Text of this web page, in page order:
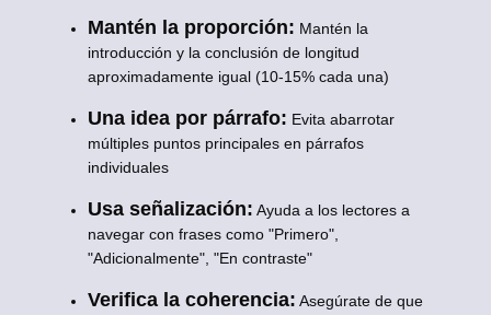
Mantén la proporción: Mantén la
introducción y la conclusión de longitud
aproximadamente igual (10-15% cada una)
Una idea por párrafo: Evita abarrotar
múltiples puntos principales en párrafos
individuales
Usa señalización: Ayuda a los lectores a
navegar con frases como "Primero",
"Adicionalmente", "En contraste"
Verifica la coherencia: Asegúrate de que